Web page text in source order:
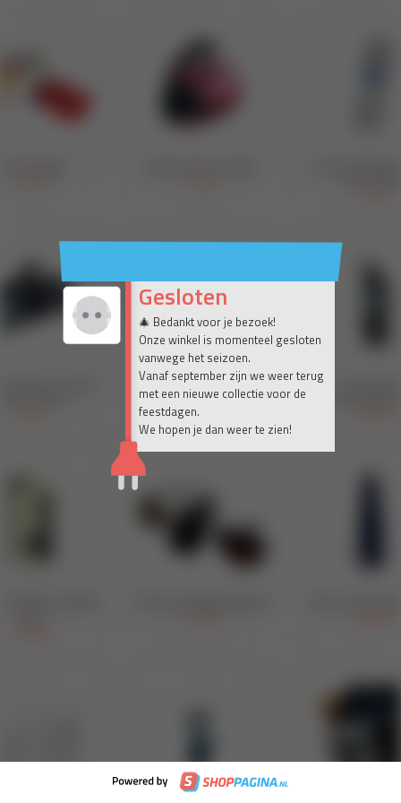
Gesloten
🎄 Bedankt voor je bezoek!
Onze winkel is momenteel gesloten
vanwege het seizoen.
Vanaf september zijn we weer terug
met een nieuwe collectie voor de
feestdagen.
We hopen je dan weer te zien!